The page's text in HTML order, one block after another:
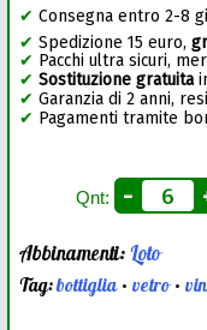
✔ Consegna entro 2-8
✔ Spedizione 15 euro,
✔ Pacchi ultra sicuri,
✔ Sostituzione gratuita
✔ Garanzia di 2 anni,
✔ Pagamenti tramite
Qnt: -
Abbinamenti:Loto
Tag:bottiglia•vetro•